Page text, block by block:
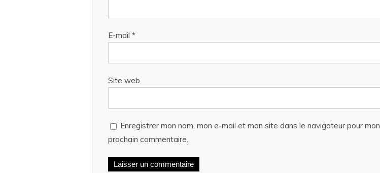
E-mail *
Site web
Enregistrer mon nom, mon e-mail et mon site dans le navigateur pour mon
prochain commentaire.